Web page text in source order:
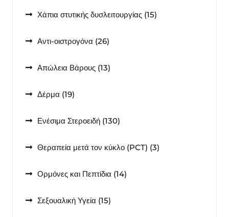
Χάπια στυτικής δυσλειτουργίας 1515
Αντι-οιστρογόνα 2626
Απώλεια Βάρους 1313
Δέρμα 1919
Ενέσιμα Στεροειδή 130130
Θεραπεία μετά τον κύκλο (PCT) 33
Ορμόνες και Πεπτίδια 1414
Σεξουαλική Υγεία 1515